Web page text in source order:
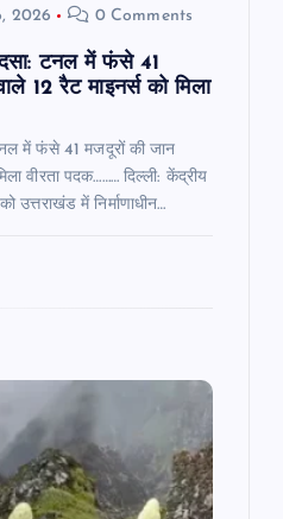
2026 0 Comments
टनल में फंसे 41
12 रैट माइनर्स को मिला
में फंसे 41 मजदूरों की जान
वीरता पदक……… दिल्ली: केंद्रीय
उत्तराखंड में निर्माणाधीन…